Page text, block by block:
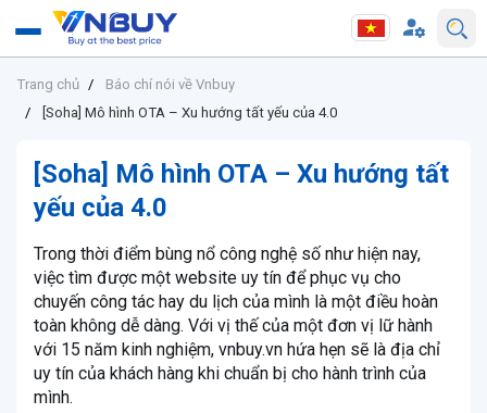
Trang chủ
Báo chí nói về Vnbuy
[Soha] Mô hình OTA – Xu hướng tất yếu của 4.0
[Soha] Mô hình OTA – Xu hướng tất
yếu của 4.0
Trong thời điểm bùng nổ công nghệ số như hiện nay,
việc tìm được một website uy tín để phục vụ cho
chuyến công tác hay du lịch của mình là một điều hoàn
toàn không dễ dàng. Với vị thế của một đơn vị lữ hành
với 15 năm kinh nghiệm, vnbuy.vn hứa hẹn sẽ là địa chỉ
uy tín của khách hàng khi chuẩn bị cho hành trình của
mình.